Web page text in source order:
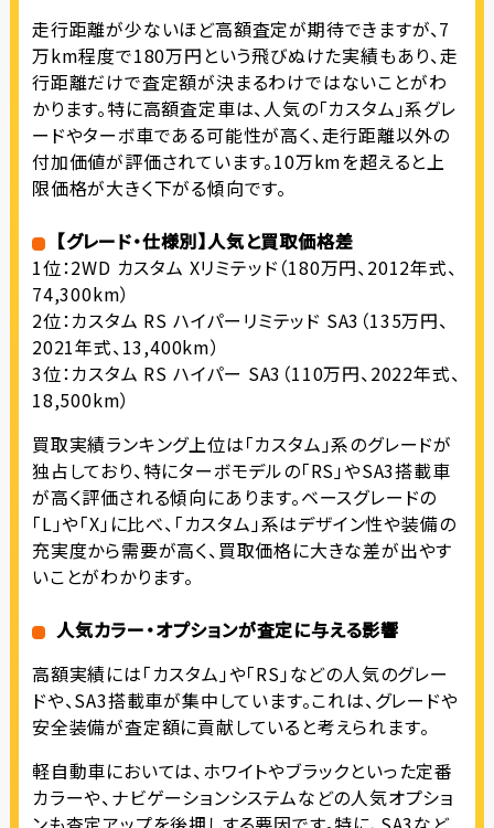
走行距離が少ないほど高額査定が期待できますが、7
万km程度で180万円という飛びぬけた実績もあり、走
行距離だけで査定額が決まるわけではないことがわ
かります。特に高額査定車は、人気の「カスタム」系グレ
ードやターボ車である可能性が高く、走行距離以外の
付加価値が評価されています。10万kmを超えると上
限価格が大きく下がる傾向です。
【グレード・仕様別】人気と買取価格差
1位：2WD カスタム Xリミテッド（180万円、2012年式、
74,300km）
2位：カスタム RS ハイパーリミテッド SA3（135万円、
2021年式、13,400km）
3位：カスタム RS ハイパー SA3（110万円、2022年式、
18,500km）
買取実績ランキング上位は「カスタム」系のグレードが
独占しており、特にターボモデルの「RS」やSA3搭載車
が高く評価される傾向にあります。ベースグレードの
「L」や「X」に比べ、「カスタム」系はデザイン性や装備の
充実度から需要が高く、買取価格に大きな差が出やす
いことがわかります。
人気カラー・オプションが査定に与える影響
高額実績には「カスタム」や「RS」などの人気のグレー
ドや、SA3搭載車が集中しています。これは、グレードや
安全装備が査定額に貢献していると考えられます。
軽自動車においては、ホワイトやブラックといった定番
カラーや、ナビゲーションシステムなどの人気オプショ